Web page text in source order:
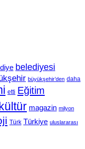
belediyesi
büyükşehir’den daha
etti Eğitim
kültür magazin milyon
Türk Türkiye uluslararası